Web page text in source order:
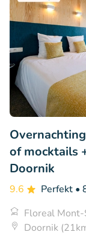
of mocktails
Doornik
9.6 Perfekt •
Floreal
Doornik